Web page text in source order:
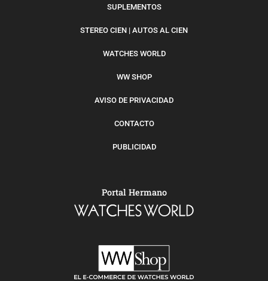
SUPLEMENTOS
STEREO CIEN | AUTOS AL CIEN
WATCHES WORLD
WW SHOP
AVISO DE PRIVACIDAD
CONTACTO
PUBLICIDAD
Portal Hermano